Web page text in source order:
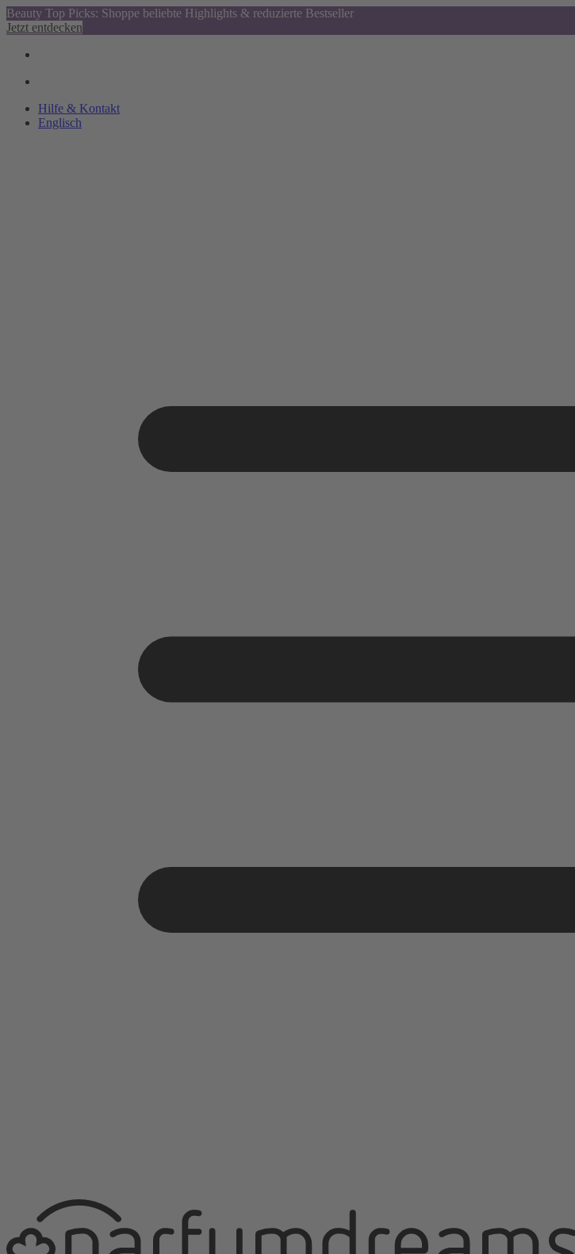
Beauty Top Picks: Shoppe beliebte Highlights & reduzierte Bestseller
Jetzt entdecken
Hilfe & Kontakt
Englisch